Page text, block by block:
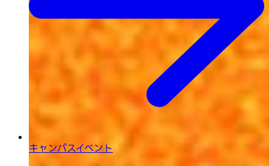
キャンパスイベント